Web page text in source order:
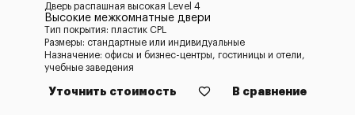
Дверь распашная высокая Level 4
Высокие межкомнатные двери
Тип покрытия: пластик CPL
Размеры: стандартные или индивидуальные
Назначение: офисы и бизнес-центры, гостиницы и отели,
учебные заведения
Уточнить стоимость В сравнение